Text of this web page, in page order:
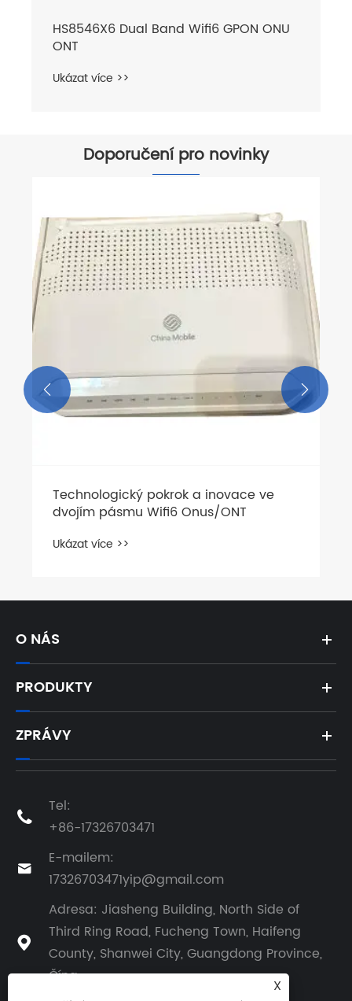
HS8546X6 Dual Band Wifi6 GPON ONU
ONT
Ukázat více >>
Doporučení pro novinky
Technologický pokrok a inovace ve
dvojím pásmu Wifi6 Onus/ONT
Ukázat více >>
 
O NÁS
PRODUKTY
ZPRÁVY

Tel:
+86-17326703471

E-mailem:
17326703471yip@gmail.com

Adresa: Jiasheng Building, North Side of
Third Ring Road, Fucheng Town, Haifeng
County, Shanwei City, Guangdong Province,
Čína
X